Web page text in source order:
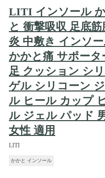
ップは伸縮性の高い素材を使用し
い靭性と柔らかさがあります。
の形、弾力性、柔軟性を維持する
常に安定した物質で、高温に強
抑えます。シリコン自体は粘着性
ルは靴の中で簡単にスライドしま
】 主に足底筋膜炎、踵骨棘炎、
平足などに適応します。立ち仕事
回り通勤・通学、ウォーキング、
広く使用して頂けます！スポーツ
事など様々な場面で活用できます
かわらず、運動靴、ドレスシュ
ほとんどの靴ので着用できます。
LITI インソール
と 衝撃吸収 足底筋
炎 中敷き インソ
かかと痛 サポータ
足 クッション シ
ゲル シリコーン
ル ヒール カップ
ル ジェル パッド
女性 適用
LITI
かかと インソール